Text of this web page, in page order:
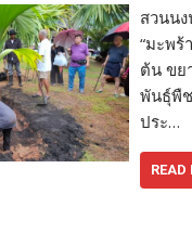
สวนน
“มะพร้
ต้น ขย
พันธุ์พื
ประ…
READ